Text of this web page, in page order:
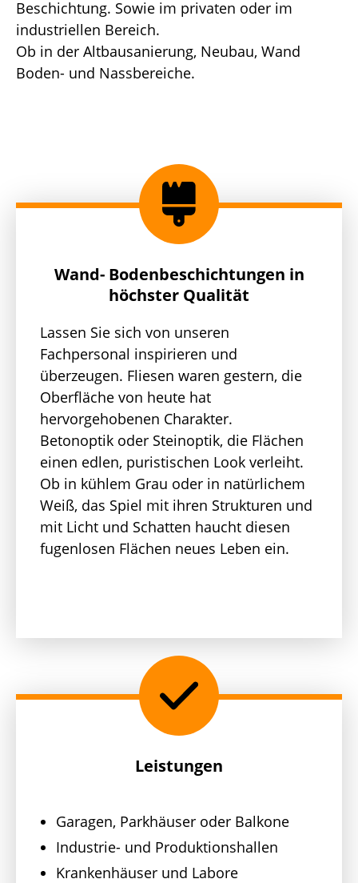
Beschichtung. Sowie im privaten oder im
industriellen Bereich.
Ob in der Altbausanierung, Neubau, Wand
Boden- und Nassbereiche.
Wand- Bodenbeschichtungen in
höchster Qualität
Lassen Sie sich von unseren
Fachpersonal inspirieren und
überzeugen. Fliesen waren gestern, die
Oberfläche von heute hat
hervorgehobenen Charakter.
Betonoptik oder Steinoptik, die Flächen
einen edlen, puristischen Look verleiht.
Ob in kühlem Grau oder in natürlichem
Weiß, das Spiel mit ihren Strukturen und
mit Licht und Schatten haucht diesen
fugenlosen Flächen neues Leben ein.
Leistungen
Garagen, Parkhäuser oder Balkone
Industrie- und Produktionshallen
Krankenhäuser und Labore